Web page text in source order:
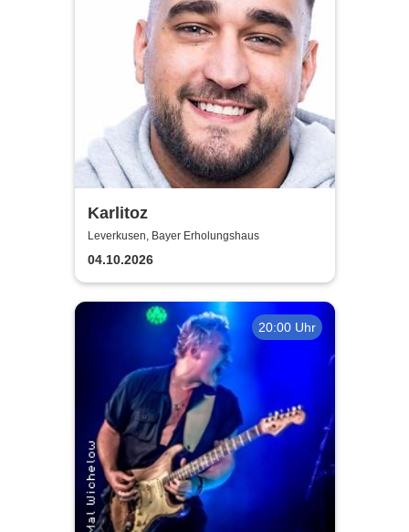
Karlitoz
Leverkusen, Bayer Erholungshaus
04.10.2026
20:00 Uhr